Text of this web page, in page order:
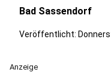
Bad Sassendorf
Veröffentlicht:
Anzeige